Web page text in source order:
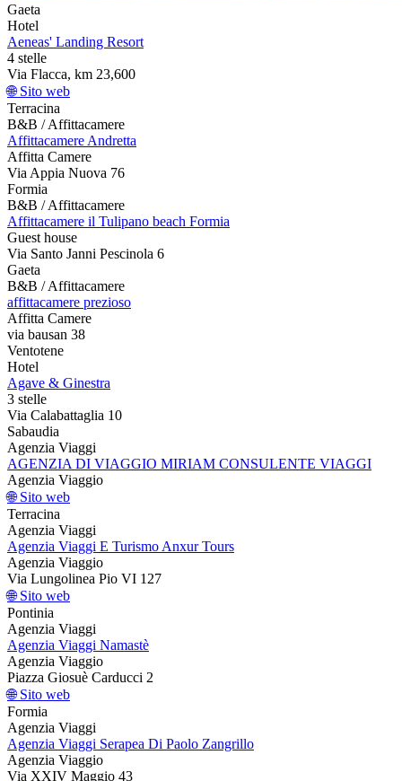
Gaeta
Hotel
Aeneas' Landing Resort
4 stelle
Via Flacca, km 23,600
🌐 Sito web
Terracina
B&B / Affittacamere
Affittacamere Andretta
Affitta Camere
Via Appia Nuova 76
Formia
B&B / Affittacamere
Affittacamere il Tulipano beach Formia
Guest house
Via Santo Janni Pescinola 6
Gaeta
B&B / Affittacamere
affittacamere prezioso
Affitta Camere
via bausan 38
Ventotene
Hotel
Agave & Ginestra
3 stelle
Via Calabattaglia 10
Sabaudia
Agenzia Viaggi
AGENZIA DI VIAGGIO MIRIAM CONSULENTE VIAGGI
Agenzia Viaggio
🌐 Sito web
Terracina
Agenzia Viaggi
Agenzia Viaggi E Turismo Anxur Tours
Agenzia Viaggio
Via Lungolinea Pio VI 127
🌐 Sito web
Pontinia
Agenzia Viaggi
Agenzia Viaggi Namastè
Agenzia Viaggio
Piazza Giosuè Carducci 2
🌐 Sito web
Formia
Agenzia Viaggi
Agenzia Viaggi Serapea Di Paolo Zangrillo
Agenzia Viaggio
Via XXIV Maggio 43